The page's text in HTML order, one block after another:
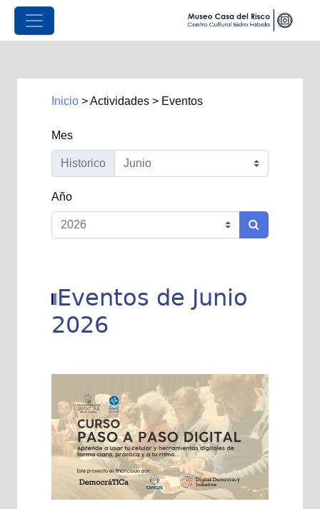
Inicio >Actividades > Eventos
Mes
Historico
Año
Eventos de Junio
2026